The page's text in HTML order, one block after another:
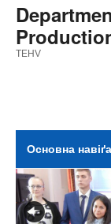
TEHV
Основна